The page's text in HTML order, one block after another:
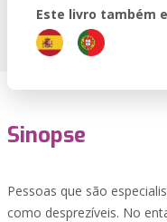
Este livro também
Sinopse
Pessoas que são
como desprezíveis. No